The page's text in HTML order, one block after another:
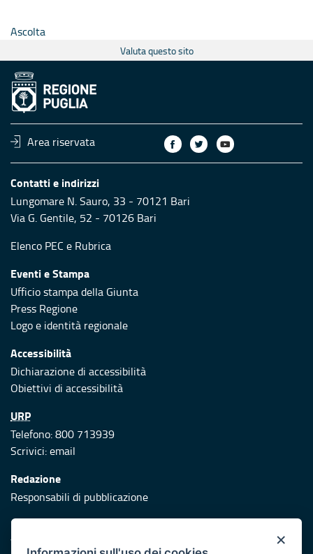
Ascolta
Valuta questo sito
Area riservata
Contatti e indirizzi
Lungomare N. Sauro, 33 - 70121 Bari
Via G. Gentile, 52 - 70126 Bari
Elenco PEC e Rubrica
Eventi e Stampa
Ufficio stampa della Giunta
Press Regione
Logo e identità regionale
Accessibilità
Dichiarazione di accessibilità
Obiettivi di accessibilità
URP
Telefono: 800 713939
Scrivici:email
Redazione
Responsabili di pubblicazione
Protezione civile
Vai al sito di Protezione Civile Puglia ×